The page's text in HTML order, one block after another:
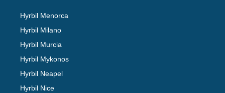
Hyrbil Menorca
Hyrbil Milano
Hyrbil Murcia
Hyrbil Mykonos
Hyrbil Neapel
Hyrbil Nice